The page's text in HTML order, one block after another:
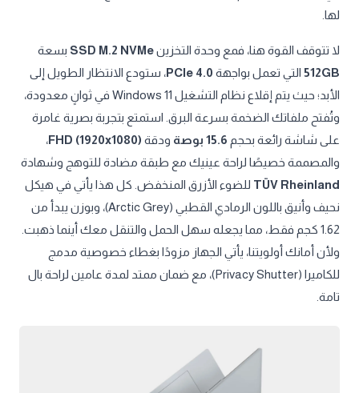
لها.
لا تتوقف القوة هنا، فمع وحدة التخزينSSD M.2 NVMe بسعة
512GB التي تعمل بواجهة PCIe 4.0، ستودع الانتظار الطويل إلى
الأبد؛ حيث يتم إقلاع نظام التشغيل Windows 11 في ثوانٍ معدودة،
وتُفتح ملفاتك الضخمة بسرعة البرق. استمتع بتجربة بصرية غامرة
على شاشة رائعة بحجم 15.6 بوصة ودقة FHD (1920x1080)،
والمصممة خصيصًا لراحة عينيك مع طبقة مضادة للتوهج وشهادة
TÜV Rheinland للضوء الأزرق المنخفض. كل هذا يأتي في هيكل
نحيف وأنيق باللون الرمادي القطبي (Arctic Grey)، وبوزن يبدأ من
1.62 كجم فقط، مما يجعله سهل الحمل والتنقل معك أينما ذهبت.
ولأن أمانك أولويتنا، يأتي الجهاز مزودًا بغطاء خصوصية مدمج
للكاميرا (Privacy Shutter)، مع ضمان ممتد لمدة عامين لراحة بال
تامة.